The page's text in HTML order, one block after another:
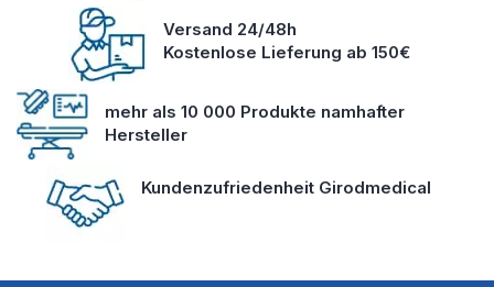
Versand 24/48h
Kostenlose Lieferung ab 150€
mehr als 10 000 Produkte namhafter
Hersteller
Kundenzufriedenheit Girodmedical